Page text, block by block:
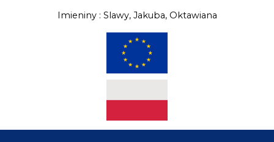
Imieniny : Slawy, Jakuba, Oktawiana